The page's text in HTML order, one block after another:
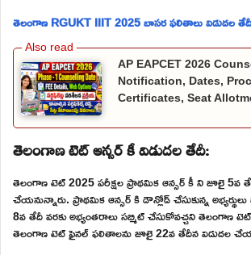
తెలంగాణ RGUKT IIIT 2025 బాసర ఫలితాలు విడుదల
AP EAPCET 2026
Notification, Dates,
Certificates, Seat
తెలంగాణ టెట్ ఆన్సర్ కీ విడుదల తేదీ:
తెలంగాణ టెట్ 2025 పరీక్షల ప్రాథమిక ఆన్సర్ కీ ని జూలై 5వ
చేయనున్నారు. ప్రాథమిక ఆన్సర్ కి డౌన్లోడ్ చేసుకున్న
8వ తేదీ వరకు అభ్యంతరాలు సబ్మిట్ చేసుకోవచ్చని తెలంగాణ
తెలంగాణ టెట్ ఫైనల్ ఫలితాలను జూలై 22వ తేదీన విడుదల